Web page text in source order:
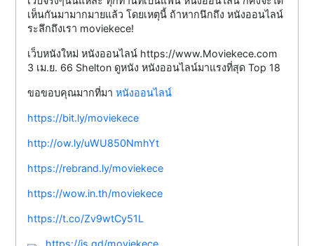
เห็นกันมามากมายแล้ว โดยเหตุนี้ ถ้าหากนึกถึง หนังออนไลน์
ระลึกถึงเรา moviekece!
เว็บหนังใหม่ หนังออนไลน์ https://www.Moviekece.com
3 เม.ย. 66 Shelton ดูหนัง หนังออนไลน์มาแรงที่สุด Top 18
ขอขอบคุณมากที่มาหนังออนไลน์
https://bit.ly/moviekece
http://ow.ly/uWU850NmhYt
https://rebrand.ly/moviekece
https://wow.in.th/moviekece
https://t.co/Zv9wtCy51L
https://is.gd/moviekece